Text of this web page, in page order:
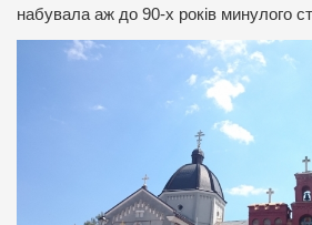
набувала аж до 90-х років минулого